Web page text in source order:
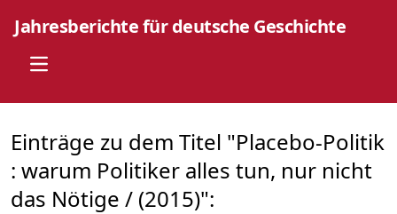
Jahresberichte für deutsche Geschichte
Open main menu
Einträge zu dem Titel "Placebo-Politik
: warum Politiker alles tun, nur nicht
das Nötige / (2015)":